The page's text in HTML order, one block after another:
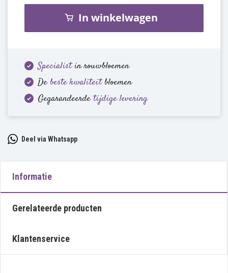
In winkelwagen
Specialistin rouwbloemen
Debeste kwaliteitbloemen
Gegarandeerdetijdige levering
Deel via Whatsapp
Informatie
Gerelateerde producten
Klantenservice